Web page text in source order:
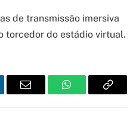
de transmissão imersiva
torcedor do estádio virtual.
Email WhatsAppCopy